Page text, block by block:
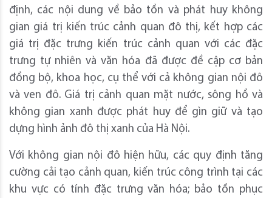
định, các nội dung về bảo tồn và phát huy không
gian giá trị kiến trúc cảnh quan đô thị, kết hợp các
giá trị đặc trưng kiến trúc cảnh quan với các đặc
trưng tự nhiên và văn hóa đã được đề cập cơ bản
đồng bộ, khoa học, cụ thể với cả không gian nội đô
và ven đô. Giá trị cảnh quan mặt nước, sông hồ và
không gian xanh được phát huy để gìn giữ và tạo
dựng hình ảnh đô thị xanh của Hà Nội.
Với không gian nội đô hiện hữu, các quy định tăng
cường cải tạo cảnh quan, kiến trúc công trình tại các
khu vực có tính đặc trưng văn hóa; bảo tồn phục